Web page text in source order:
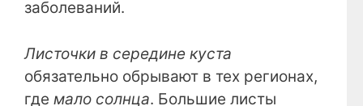
заболеваний.
Листочки в середине куста
обязательно обрывают в тех регионах,
где мало солнца. Большие листы